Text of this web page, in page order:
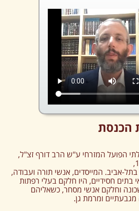
הפועל המזרחי ע"ש הרב דורף זצ"ל,
אביב. המייסדים, אנשי תורה ועבודה,
בתים חסידיים, היו חלקם בעלי רפתות
וחלקם אנשי מסחר, כשאליהם
ומרמת גן.
הכנסת